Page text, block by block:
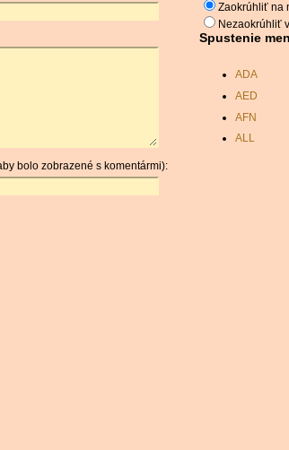
bolo zobrazené s komentármi):
Zaokrúhliť na
Nezaokrúhliť
Spustenie
ADA
AED
AFN
ALL